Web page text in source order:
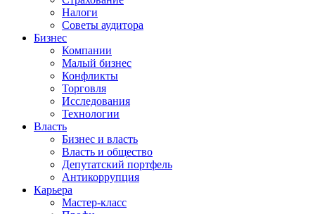
Налоги
Советы аудитора
Бизнес
Компании
Малый бизнес
Конфликты
Торговля
Исследования
Технологии
Власть
Бизнес и власть
Власть и общество
Депутатский портфель
Антикоррупция
Карьера
Мастер-класс